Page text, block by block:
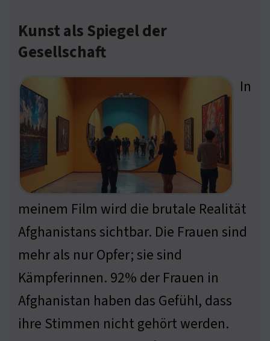
Kunst als Spiegel der
Gesellschaft
In
meinem Film wird die brutale Realität
Afghanistans sichtbar. Die Frauen sind
mehr als nur Opfer; sie sind
Kämpferinnen. 92% der Frauen in
Afghanistan haben das Gefühl, dass
ihre Stimmen nicht gehört werden.